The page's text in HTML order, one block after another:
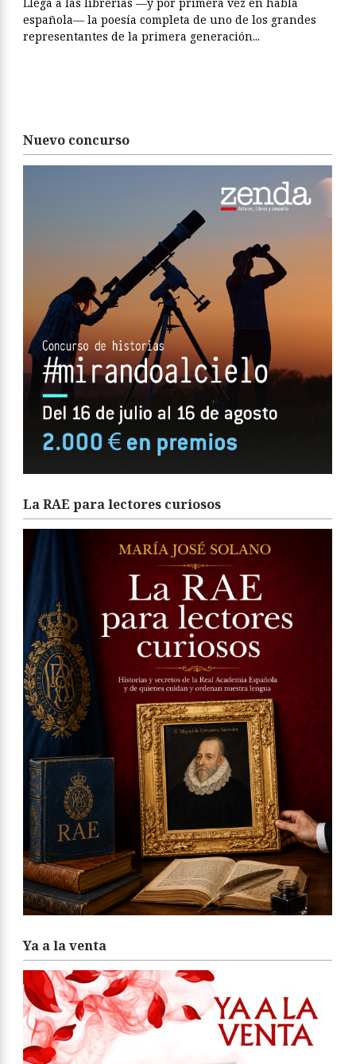
española— la poesía completa de uno de los grandes
representantes de la primera generación...
Nuevo concurso
La RAE para lectores curiosos
Ya a la venta